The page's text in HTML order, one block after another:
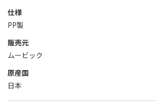
仕様
PP製
販売元
ムービック
原産国
日本